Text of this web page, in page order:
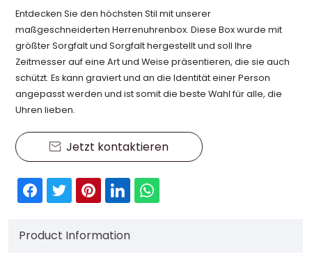
Entdecken Sie den höchsten Stil mit unserer
maßgeschneiderten Herrenuhrenbox. Diese Box wurde mit
größter Sorgfalt und Sorgfalt hergestellt und soll Ihre
Zeitmesser auf eine Art und Weise präsentieren, die sie auch
schützt. Es kann graviert und an die Identität einer Person
angepasst werden und ist somit die beste Wahl für alle, die
Uhren lieben.
 Jetzt kontaktieren
Product Information